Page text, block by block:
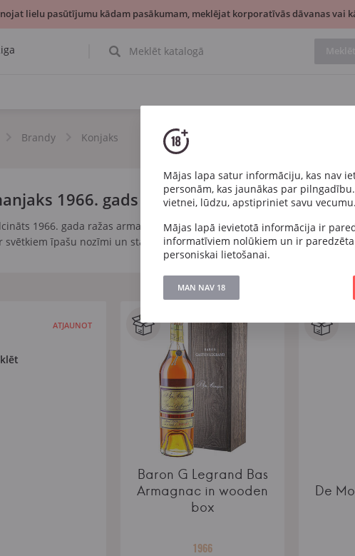
Brandy Konjaks
1966. gads
1966. gada ražas armanjaks. Lieliska dāvana 60 gadu jubilejā —
svētkiem īpašu nozīmi un statusu.
ATJAUNOT
Baron G Legrand Bas
Armagnac in wooden
box
1966
De
Mājas lapa satur informāciju, kas nav
personām, kas jaunākas par
vietnei, lūdzu, apstipriniet savu vecumu.
Mājas lapā ievietotā informācija ir
informatīviem nolūkiem un ir
personiskai lietošanai.
MAN NAV 18
lielu pasūtījumu kādam pasākumam, meklējat korporatīvās dāvanas vai